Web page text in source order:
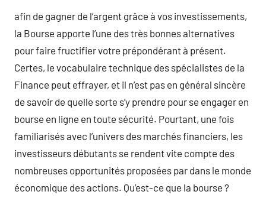
afin de gagner de l’argent grâce à vos investissements,
la Bourse apporte l’une des très bonnes alternatives
pour faire fructifier votre prépondérant à présent.
Certes, le vocabulaire technique des spécialistes de la
Finance peut effrayer, et il n’est pas en général sincère
de savoir de quelle sorte s’y prendre pour se engager en
bourse en ligne en toute sécurité. Pourtant, une fois
familiarisés avec l’univers des marchés financiers, les
investisseurs débutants se rendent vite compte des
nombreuses opportunités proposées par dans le monde
économique des actions. Qu’est-ce que la bourse ?